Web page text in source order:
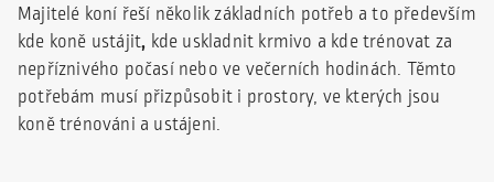
Majitelé koní řeší několik základních potřeb a to především
kde koně ustájit, kde uskladnit krmivo a kde trénovat za
nepříznivého počasí nebo ve večerních hodinách. Těmto
potřebám musí přizpůsobit i prostory, ve kterých jsou
koně trénováni a ustájeni.